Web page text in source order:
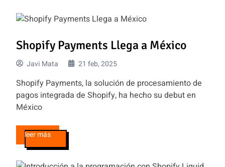
Shopify Payments Llega a México
Javi Mata 21 feb, 2025
Shopify Payments, la solución de procesamiento de
pagos integrada de Shopify, ha hecho su debut en
México
leer más